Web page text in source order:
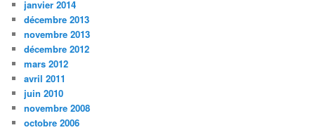
janvier 2014
décembre 2013
novembre 2013
décembre 2012
mars 2012
avril 2011
juin 2010
novembre 2008
octobre 2006